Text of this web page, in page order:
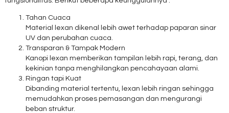
Tahan Cuaca
Material lexan dikenal lebih awet terhadap paparan sinar
UV dan perubahan cuaca.
Transparan & Tampak Modern
Kanopi lexan memberikan tampilan lebih rapi, terang, dan
kekinian tanpa menghilangkan pencahayaan alami.
Ringan tapi Kuat
Dibanding material tertentu, lexan lebih ringan sehingga
memudahkan proses pemasangan dan mengurangi
beban struktur.